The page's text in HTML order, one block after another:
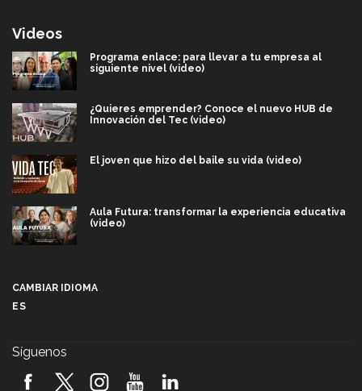
Videos
Programa enlace: para llevar a tu empresa al
siguiente nivel (video)
¿Quieres emprender? Conoce el nuevo HUB de
Innovación del Tec (video)
El joven que hizo del baile su vida (video)
Aula Futura: transformar la experiencia educativa
(video)
2026! (video)
CAMBIAR IDIOMA
ES
Síguenos